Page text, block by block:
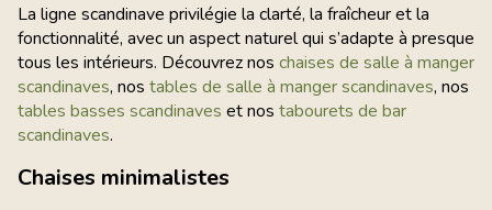
La ligne scandinave privilégie la clarté, la fraîcheur et la
fonctionnalité, avec un aspect naturel qui s’adapte à presque
tous les intérieurs. Découvrez nos chaises de salle à manger
scandinaves, nos tables de salle à manger scandinaves, nos
tables basses scandinaves et nos tabourets de bar
scandinaves.
Chaises minimalistes